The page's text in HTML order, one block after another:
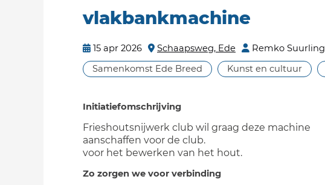
vlakbankmachine
15 apr 2026 Schaapsweg, Ede
Remko Suurling
Samenkomst Ede Breed
Kunst en cultuur
Initiatiefomschrijving
Frieshoutsnijwerk club wil graag deze machine
aanschaffen voor de club.
voor het bewerken van het hout.
Zo zorgen we voor verbinding